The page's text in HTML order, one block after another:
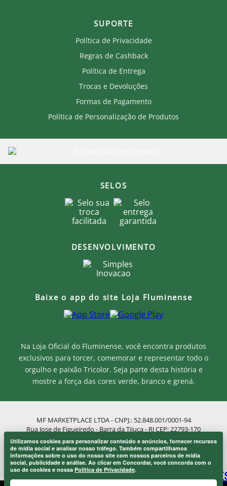
×
Onde eu sou de casa.
Laranjeiras 1902.
Utilizamos cookies para personalizar conteúdo e anúncios, fornecer recursos
de mídia social e analisar nosso tráfego. Também compartilhamos
informações sobre o uso do nosso site com nossos parceiros de mídia
social, publicidade e análise. Ao clicar em Concordar, você concorda com o
uso de cookies e nossa Política de Privacidade.
Na Loja Oficial do Fluminense, você encontra produtos
exclusivos para torcer, comemorar e representar todo o
orgulho e paixão Tricolor. Seja parte desta história e
mostre a força das cores verde, branco e grená.
SUPORTE
Política de Privacidade
Regras de Cashback
Política de Entrega
Trocas e Devoluções
Formas de Pagamento
Política de Personalização de Produtos
SELOS
DESENVOLVIMENTO
Baixe o app do site Loja Fluminense
MF MARKETPLACE LTDA - CNPJ.: 52.848.001/0001-94
Rua Jose de Figueiredo - Barra da Tijuca - RJ CEP: 22793-170
Atendimento ao Cliente: atendimento@lojaflu.com.br / (21) 98808-
9954
Atendimento de 8:00h as 12:00h e 14:00h as 17:00h de segunda a
sexta.